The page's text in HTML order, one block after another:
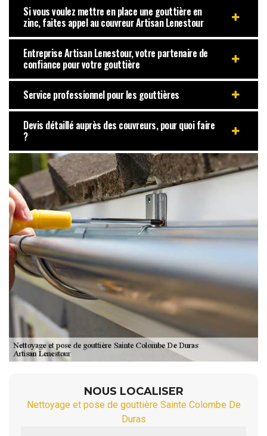
Si vous voulez mettre en place une gouttière en
zinc, faites appel au couvreur Artisan Lenestour
Entreprise Artisan Lenestour, votre partenaire de
confiance pour votre gouttière
Service professionnel pour les gouttières
Devis détaillé auprès des couvreurs, pour quoi faire
?
NOUS LOCALISER
Nettoyage et pose de gouttière Sainte Colombe De
Duras